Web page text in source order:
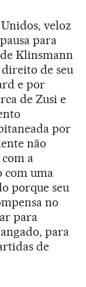
veloz
para
Klinsmann
de seu
e por
de Zusi e
por
não
a
com uma
porque seu
no
para
para
de